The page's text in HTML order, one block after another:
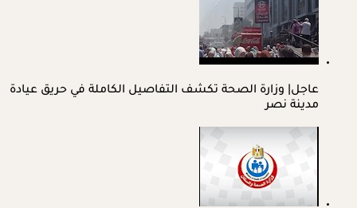
عاجل| وزارة الصحة تكشف التفاصيل الكاملة في حريق عيادة
مدينة نصر